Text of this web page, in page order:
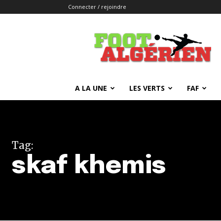
Connecter / rejoindre
FOOTALGERIEN
A LA UNE LES VERTS FAF
Tag:
skaf khemis